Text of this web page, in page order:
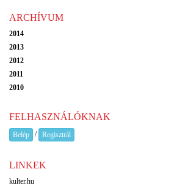
ARCHÍVUM
2014
2013
2012
2011
2010
FELHASZNÁLÓKNAK
Belép / Regisztrál
LINKEK
kulter.hu